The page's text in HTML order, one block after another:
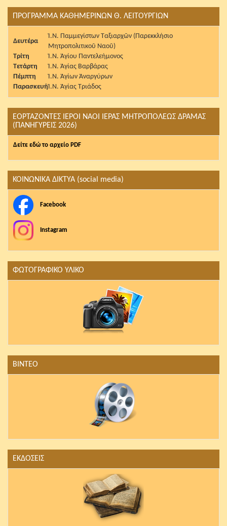
ΠΡΟΓΡΑΜΜΑ ΚΑΘΗΜΕΡΙΝΩΝ Θ. ΛΕΙΤΟΥΡΓΙΩΝ
Δευτέρα
Ἱ.Ν. Παμμεγίστων Ταξιαρχῶν (Παρεκκλήσιο
Μητροπολιτικοῦ Ναοῦ)
Τρίτη
Ἱ.Ν. Ἁγίου Παντελεήμονος
Τετάρτη
Ἱ.Ν. Ἁγίας Βαρβάρας
Πέμπτη
Ἱ.Ν. Ἁγίων Ἀναργύρων
ΠαρασκευήἹ.Ν. Ἁγίας Τριάδος
ΕΟΡΤΑΖΟΝΤΕΣ ΙΕΡΟΙ ΝΑΟΙ ΙΕΡΑΣ ΜΗΤΡΟΠΟΛΕΩΣ ΔΡΑΜΑΣ
(ΠΑΝΗΓΥΡΕΙΣ 2026)
Δείτε εδώ το αρχείο PDF
ΚΟΙΝΩΝΙΚΑ ΔΙΚΤΥΑ (social media)
Facebook
Instagram
ΦΩΤΟΓΡΑΦΙΚΟ ΥΛΙΚΟ
ΒΙΝΤΕΟ
ΕΚΔΟΣΕΙΣ